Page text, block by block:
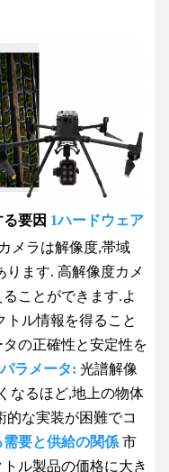
要因 1ハードウェア
メラは解像度,帯域
ます. 高解像度カメ
ことができます.よ
トル情報を得ること
の正確性と安定性を
ラメータ: 光譜解像
なるほど,地上の物体
的な実装が困難でコ
要と供給の関係 市
ル製品の価格に大き